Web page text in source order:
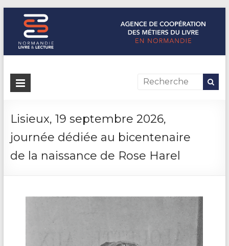
Normandie Livre & Lecture
L'agence de coopération des métiers du livre en Normandie
Lisieux, 19 septembre 2026,
journée dédiée au bicentenaire
de la naissance de Rose Harel